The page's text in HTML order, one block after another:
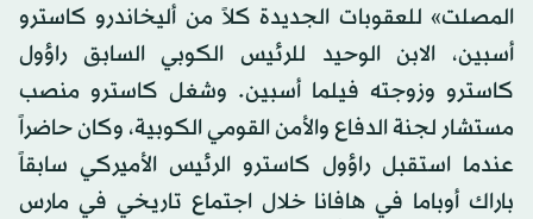
المصلت» للعقوبات الجديدة كلاً من أليخاندرو كاسترو
أسبين، الابن الوحيد للرئيس الكوبي السابق راؤول
كاسترو وزوجته فيلما أسبين. وشغل كاسترو منصب
مستشار لجنة الدفاع والأمن القومي الكوبية، وكان حاضراً
عندما استقبل راؤول كاسترو الرئيس الأميركي سابقاً
باراك أوباما في هافانا خلال اجتماع تاريخي في مارس